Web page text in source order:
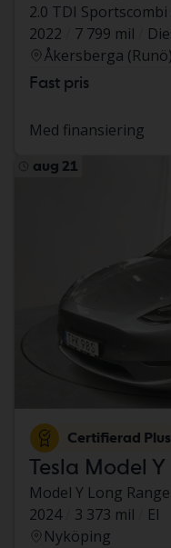
2.0 TDI
2022
7 799 mil
Åkersberga (Runö)
Fast pris
Med finansiering
aug 21
Certifierad Plus
Tesla Model Y
Model Y Long
2024
3 373 mil
El
Nyköping